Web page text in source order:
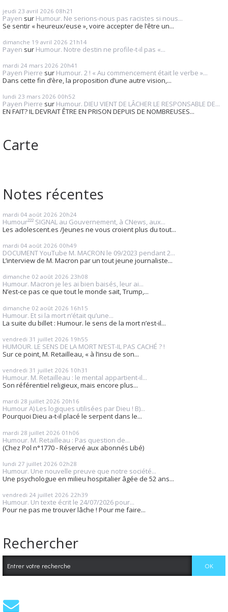
jeudi 23 avril 2026 08h21
Payen sur Humour. Ne serions-nous pas racistes si nous...
Se sentir « heureux/euse », voire accepter de l’être un...
dimanche 19 avril 2026 21h14
Payen sur Humour. Notre destin ne profile-t-il pas «...
mardi 24 mars 2026 20h41
Payen Pierre sur Humour. 2 ! « Au commencement était le verbe »...
Dans cette fin d’ère, la proposition d’une autre vision,...
lundi 23 mars 2026 00h52
Payen Pierre sur Humour. DIEU VIENT DE LÂCHER LE RESPONSABLE DE...
EN FAIT? IL DEVRAIT ÊTRE EN PRISON DEPUIS DE NOMBREUSES...
Carte
Notes récentes
mardi 04 août 2026 20h24
Humour²²² SIGNAL au Gouvernement, à CNews, aux...
Les adolescent.es /Jeunes ne vous croient plus du tout...
mardi 04 août 2026 00h49
DOCUMENT YouTube M. MACRON le 09/2023 pendant 2...
L’interview de M. Macron par un tout jeune journaliste...
dimanche 02 août 2026 23h08
Humour. Macron je les ai bien baisés, leur ai...
N’est-ce pas ce que tout le monde sait, Trump,...
dimanche 02 août 2026 16h15
Humour. Et si la mort n’était qu’une...
La suite du billet : Humour. le sens de la mort n’est-il...
vendredi 31 juillet 2026 19h55
HUMOUR. LE SENS DE LA MORT N’EST-IL PAS CACHÉ ? !
Sur ce point, M. Retailleau, « à l’insu de son...
vendredi 31 juillet 2026 10h31
Humour. M. Retailleau : le mental appartient-il...
Son référentiel religieux, mais encore plus...
mardi 28 juillet 2026 20h16
Humour A) Les logiques utilisées par Dieu ! B)...
Pourquoi Dieu a-t-il placé le serpent dans le...
mardi 28 juillet 2026 01h06
Humour. M. Retailleau : Pas question de...
(Chez Pol n°1770 - Réservé aux abonnés Libé)
lundi 27 juillet 2026 02h28
Humour. Une nouvelle preuve que notre société...
Une psychologue en milieu hospitalier âgée de 52 ans...
vendredi 24 juillet 2026 22h39
Humour. Un texte écrit le 24/07/2026 pour...
Pour ne pas me trouver lâche ! Pour me faire...
Rechercher